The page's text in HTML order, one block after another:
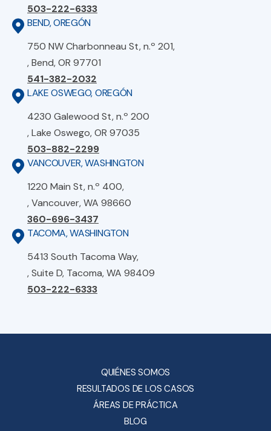
503-222-6333
BEND, OREGÓN
750 NW Charbonneau St, n.º 201,
, Bend, OR 97701
541-382-2032
LAKE OSWEGO, OREGÓN
4230 Galewood St, n.º 200
, Lake Oswego, OR 97035
503-882-2299
VANCOUVER, WASHINGTON
1220 Main St, n.º 400,
, Vancouver, WA 98660
360-696-3437
TACOMA, WASHINGTON
5413 South Tacoma Way,
, Suite D, Tacoma, WA 98409
503-222-6333
QUIÉNES SOMOS
RESULTADOS DE LOS CASOS
ÁREAS DE PRÁCTICA
BLOG